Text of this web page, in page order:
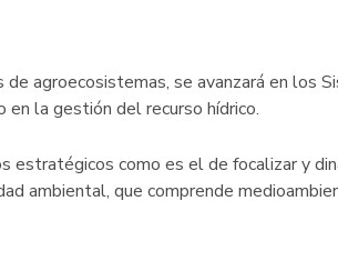
agroecosistemas, se avanzará en los
la gestión del recurso hídrico.
estratégicos como es el de focalizar y
ambiental, que comprende